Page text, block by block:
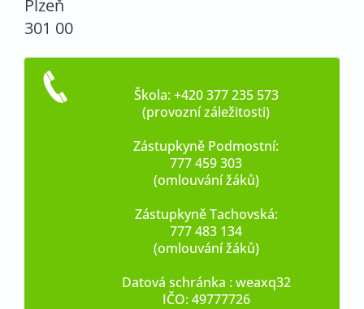
Plzeň
301 00
Škola: +420 377 235 573
(provozní záležitosti)
Zástupkyně Podmostní:
777 459 303
(omlouvání žáků)
Zástupkyně Tachovská:
777 483 134
(omlouvání žáků)
Datová schránka : weaxq32
IČO: 49777726